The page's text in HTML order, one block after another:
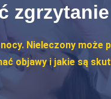
Nieleczony może
objawy i jakie są